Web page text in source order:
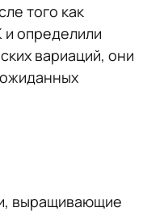
того как
определили
вариаций, они
выращивающие